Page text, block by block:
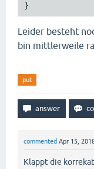
Leider besteht
bin mittlerweile
put
commented Apr 15,
Klappt die